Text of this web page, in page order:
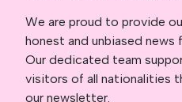
We are proud to provide
honest and unbiased
Our dedicated team
visitors of all nationalities
our newsletter.